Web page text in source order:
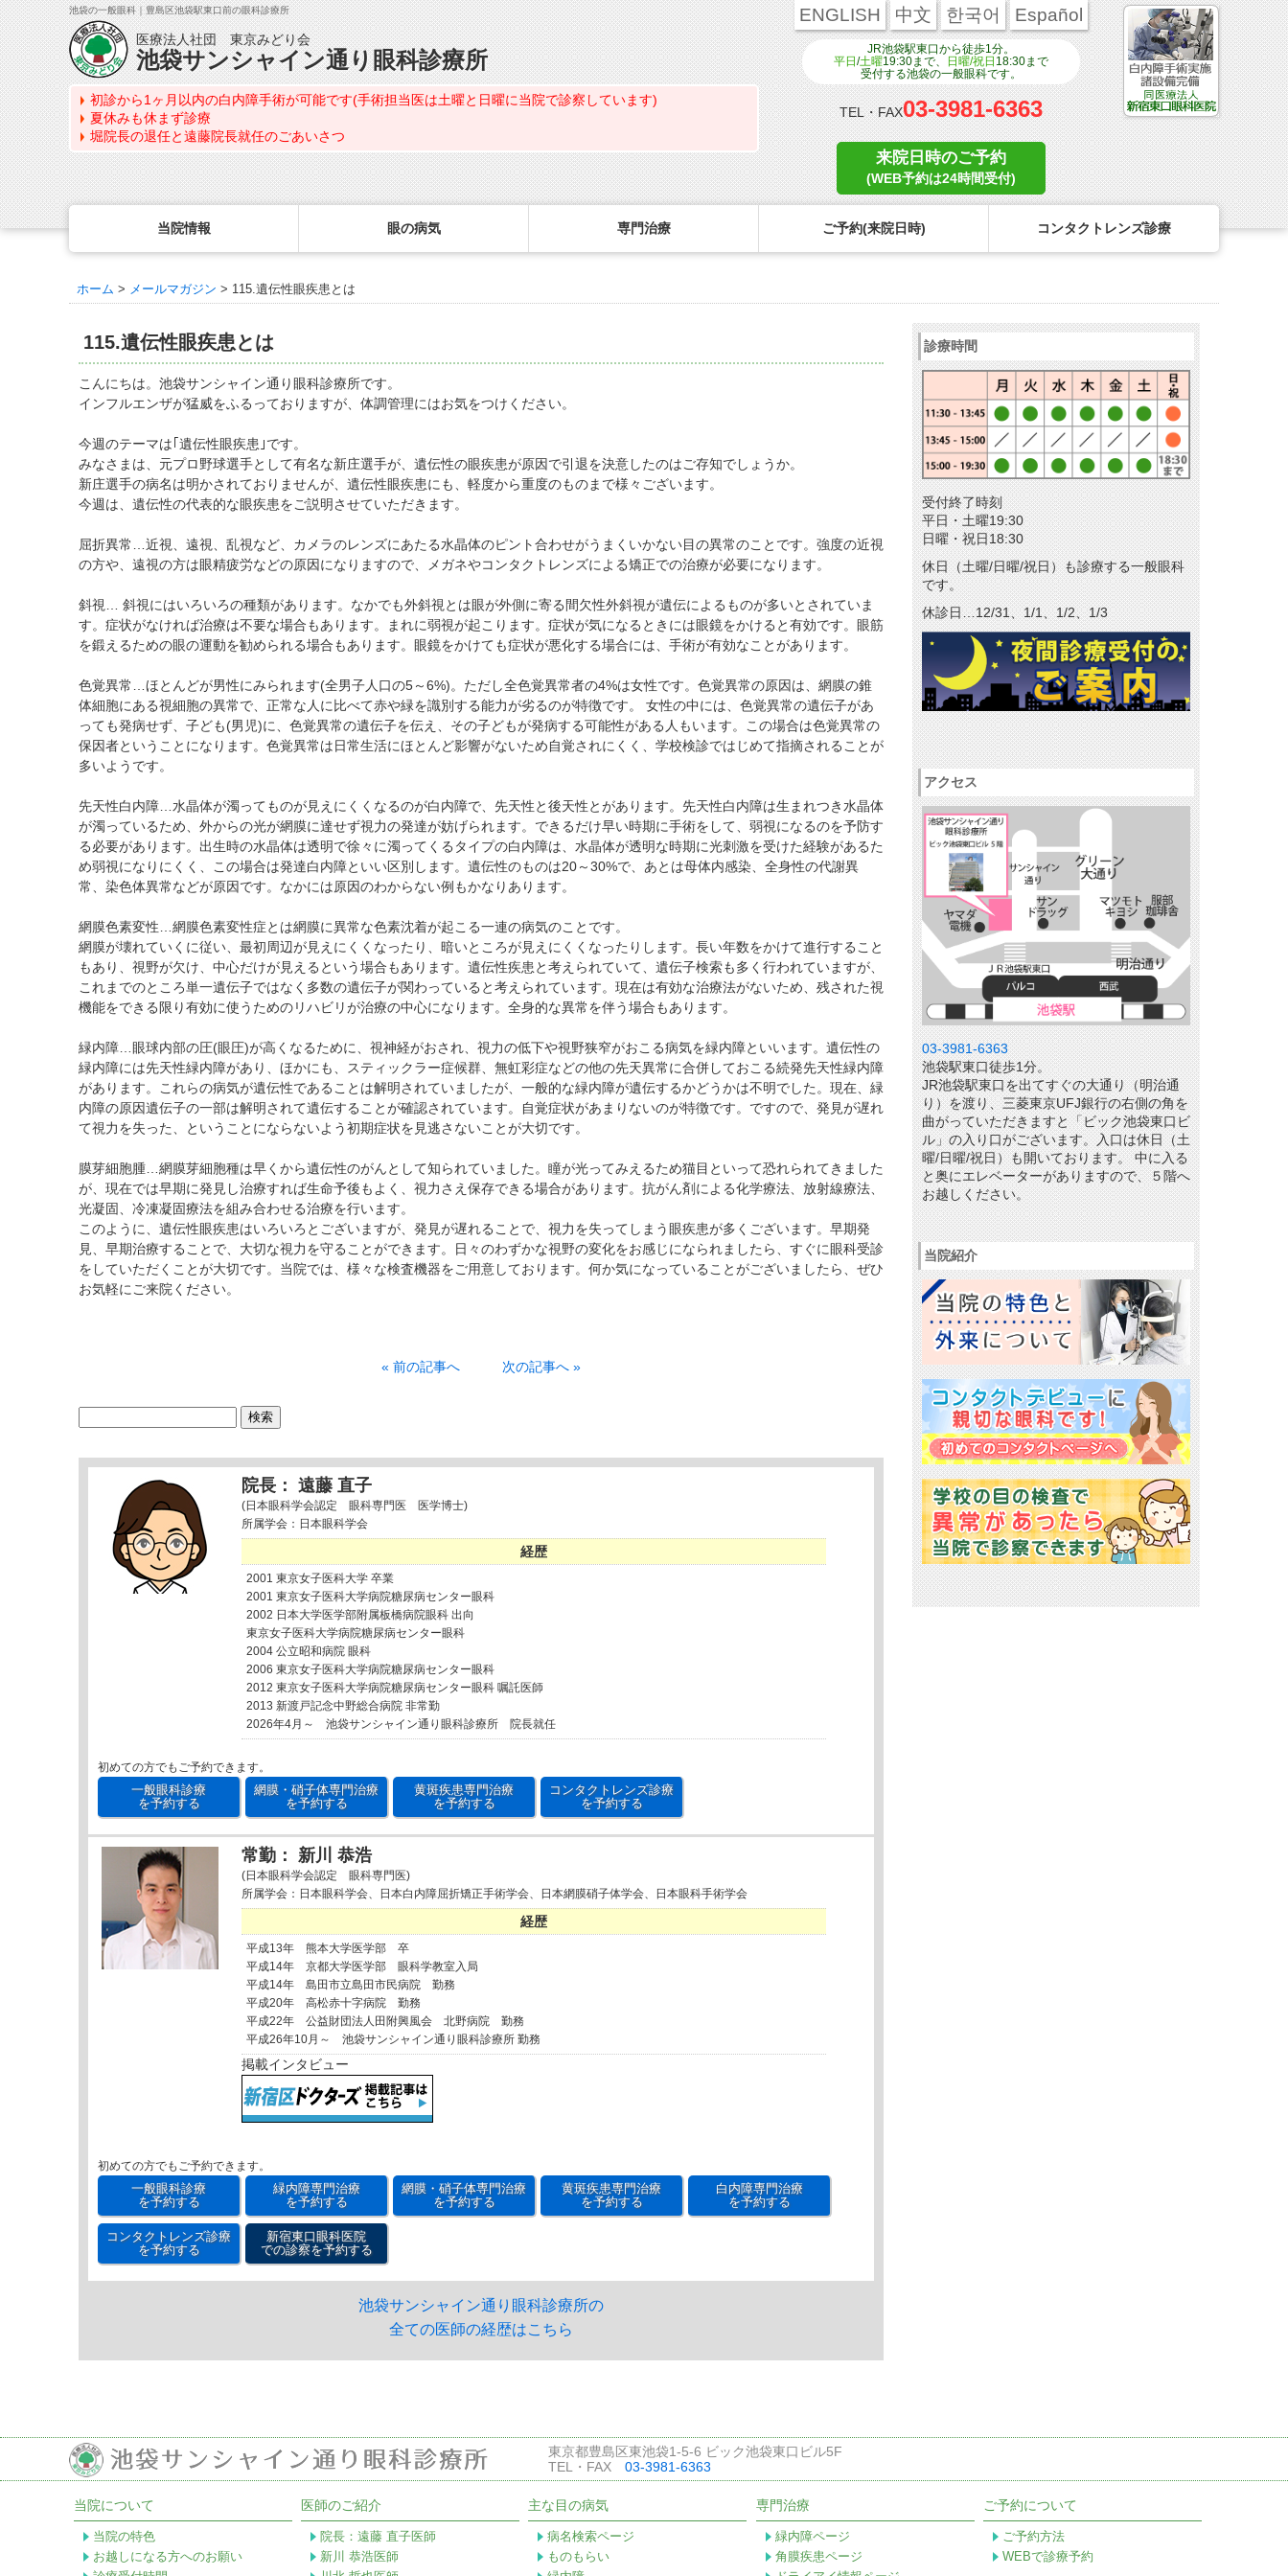
池袋の一般眼科｜豊島区池袋駅東口前の眼科診療所
医療法人社団 東京みどり会
池袋サンシャイン通り眼科診療所
初診から1ヶ月以内の白内障手術が可能です(手術担当医は土曜と日曜に当院で診察しています)
夏休みも休まず診療
堀院長の退任と遠藤院長就任のごあいさつ
ENGLISH 中文 한국어 Español
JR池袋駅東口から徒歩1分。
平日 /土曜19:30まで、 日曜/祝日 18:30まで
受付する池袋の一般眼科です。
TEL・FAX03-3981-6363
来院日時のご予約
(WEB予約は24時間受付)
当院情報
最新情報
医師のご紹介
当院勤務医師のご紹介
院内の様子・設備
院内の様子
検査費用の目安
問診表ダウンロード
診察の流れ
よくある質問
診療報酬に関する院内掲示
メールマガジン
リクルート
パンフレットのダウンロード
眼の病気
眼の病気を調べる
症状から探す
目の構造から探す
ドライアイ
花粉症
コンタクトレンズ診療
点眼液・眼軟膏について
専門治療
眼科専門治療・特設ページ
角膜疾患専門治療ページ
ドライアイ専門治療ページ
網膜・硝子体専門治療ページ
黄斑疾患専門治療ページ
ぶどう膜炎専門治療ページ
コンタクトレンズ診療
ボツリヌス療法
ご予約(来院日時)
WEB予約(来院日時の設定)
コンタクトレンズ診療を予約
緑内障専門治療を予約
角膜専門治療を予約
ドライアイ専門治療を予約
網膜・硝子体専門治療を予約
白内障専門治療を予約
黄斑専門治療を予約
コンタクトレンズ診療
コンタクトレンズ診療
処方箋を推奨する理由
定期検査について
コンタクトレンズの種類
遠近両用コンタクト
乱視用コンタクト
サークルレンズ
コンタクトレンズのトラブル
コンタクトレンズの眼疾患
ホーム > メールマガジン > 115.遺伝性眼疾患とは
115.遺伝性眼疾患とは
こんにちは。池袋サンシャイン通り眼科診療所です。
インフルエンザが猛威をふるっておりますが、体調管理にはお気をつけください。
今週のテーマは｢遺伝性眼疾患｣です。
みなさまは、元プロ野球選手として有名な新庄選手が、遺伝性の眼疾患が原因で引退を決意したのはご存知でしょうか。
新庄選手の病名は明かされておりませんが、遺伝性眼疾患にも、軽度から重度のものまで様々ございます。
今週は、遺伝性の代表的な眼疾患をご説明させていただきます。
屈折異常…近視、遠視、乱視など、カメラのレンズにあたる水晶体のピント合わせがうまくいかない目の異常のことです。強度の近視
の方や、遠視の方は眼精疲労などの原因になりますので、メガネやコンタクトレンズによる矯正での治療が必要になります。
斜視… 斜視にはいろいろの種類があります。なかでも外斜視とは眼が外側に寄る間欠性外斜視が遺伝によるものが多いとされていま
す。症状がなければ治療は不要な場合もあります。まれに弱視が起こります。症状が気になるときには眼鏡をかけると有効です。眼筋
を鍛えるための眼の運動を勧められる場合もあります。眼鏡をかけても症状が悪化する場合には、手術が有効なことがあります。
色覚異常…ほとんどが男性にみられます(全男子人口の5～6%)。ただし全色覚異常者の4%は女性です。色覚異常の原因は、網膜の錐
体細胞にある視細胞の異常で、正常な人に比べて赤や緑を識別する能力が劣るのが特徴です。 女性の中には、色覚異常の遺伝子があ
っても発病せず、子ども(男児)に、色覚異常の遺伝子を伝え、その子どもが発病する可能性がある人もいます。この場合は色覚異常の
保因者ということになります。色覚異常は日常生活にほとんど影響がないため自覚されにくく、学校検診ではじめて指摘されることが
多いようです。
先天性白内障…水晶体が濁ってものが見えにくくなるのが白内障で、先天性と後天性とがあります。先天性白内障は生まれつき水晶体
が濁っているため、外からの光が網膜に達せず視力の発達が妨げられます。できるだけ早い時期に手術をして、弱視になるのを予防す
る必要があります。出生時の水晶体は透明で徐々に濁ってくるタイプの白内障は、水晶体が透明な時期に光刺激を受けた経験があるた
め弱視になりにくく、この場合は発達白内障といい区別します。遺伝性のものは20～30%で、あとは母体内感染、全身性の代謝異
常、染色体異常などが原因です。なかには原因のわからない例もかなりあります。
網膜色素変性…網膜色素変性症とは網膜に異常な色素沈着が起こる一連の病気のことです。
網膜が壊れていくに従い、最初周辺が見えにくくなったり、暗いところが見えにくくなったりします。長い年数をかけて進行すること
もあり、視野が欠け、中心だけが見えるという場合もあります。遺伝性疾患と考えられていて、遺伝子検索も多く行われていますが、
これまでのところ単一遺伝子ではなく多数の遺伝子が関わっていると考えられています。現在は有効な治療法がないため、残された視
機能をできる限り有効に使うためのリハビリが治療の中心になります。全身的な異常を伴う場合もあります。
緑内障…眼球内部の圧(眼圧)が高くなるために、視神経がおされ、視力の低下や視野狭窄がおこる病気を緑内障といいます。遺伝性の
緑内障には先天性緑内障があり、ほかにも、スティックラー症候群、無虹彩症などの他の先天異常に合併しておこる続発先天性緑内障
があります。これらの病気が遺伝性であることは解明されていましたが、一般的な緑内障が遺伝するかどうかは不明でした。現在、緑
内障の原因遺伝子の一部は解明されて遺伝することが確認されています。自覚症状があまりないのが特徴です。ですので、発見が遅れ
て視力を失った、ということにならないよう初期症状を見逃さないことが大切です。
膜芽細胞腫…網膜芽細胞種は早くから遺伝性のがんとして知られていました。瞳が光ってみえるため猫目といって恐れられてきました
が、現在では早期に発見し治療すれば生命予後もよく、視力さえ保存できる場合があります。抗がん剤による化学療法、放射線療法、
光凝固、冷凍凝固療法を組み合わせる治療を行います。
このように、遺伝性眼疾患はいろいろとございますが、発見が遅れることで、視力を失ってしまう眼疾患が多くございます。早期発
見、早期治療することで、大切な視力を守ることができます。日々のわずかな視野の変化をお感じになられましたら、すぐに眼科受診
をしていただくことが大切です。当院では、様々な検査機器をご用意しております。何か気になっていることがございましたら、ぜひ
お気軽にご来院ください。
« 前の記事へ 次の記事へ »
院長： 遠藤 直子
(日本眼科学会認定 眼科専門医 医学博士)
所属学会：日本眼科学会
経歴
2001 東京女子医科大学 卒業
2001 東京女子医科大学病院糖尿病センター眼科
2002 日本大学医学部附属板橋病院眼科 出向
東京女子医科大学病院糖尿病センター眼科
2004 公立昭和病院 眼科
2006 東京女子医科大学病院糖尿病センター眼科
2012 東京女子医科大学病院糖尿病センター眼科 嘱託医師
2013 新渡戸記念中野総合病院 非常勤
2026年4月～ 池袋サンシャイン通り眼科診療所 院長就任
初めての方でもご予約できます。
一般眼科診療
を予約する
網膜・硝子体専門治療
を予約する
黄斑疾患専門治療
を予約する
コンタクトレンズ診療
を予約する
常勤： 新川 恭浩
(日本眼科学会認定 眼科専門医)
所属学会：日本眼科学会、日本白内障屈折矯正手術学会、日本網膜硝子体学会、日本眼科手術学会
経歴
平成13年 熊本大学医学部 卒
平成14年 京都大学医学部 眼科学教室入局
平成14年 島田市立島田市民病院 勤務
平成20年 高松赤十字病院 勤務
平成22年 公益財団法人田附興風会 北野病院 勤務
平成26年10月～ 池袋サンシャイン通り眼科診療所 勤務
掲載インタビュー
初めての方でもご予約できます。
一般眼科診療
を予約する
緑内障専門治療
を予約する
網膜・硝子体専門治療
を予約する
黄斑疾患専門治療
を予約する
白内障専門治療
を予約する
コンタクトレンズ診療
を予約する
新宿東口眼科医院
での診察を予約する
池袋サンシャイン通り眼科診療所の
全ての医師の経歴はこちら
診療時間
受付終了時刻
平日・土曜19:30
日曜・祝日18:30
休日（土曜/日曜/祝日）も診療する一般眼科
です。
休診日…12/31、1/1、1/2、1/3
アクセス
03-3981-6363
池袋駅東口徒歩1分。
JR池袋駅東口を出てすぐの大通り（明治通
り）を渡り、三菱東京UFJ銀行の右側の角を
曲がっていただきますと「ビック池袋東口ビ
ル」の入り口がございます。入口は休日（土
曜/日曜/祝日）も開いております。 中に入る
と奥にエレベーターがありますので、５階へ
お越しください。
当院紹介
東京都豊島区東池袋1-5-6 ビック池袋東口ビル5F
TEL・FAX 03-3981-6363
当院について
当院の特色
お越しになる方へのお願い
医師のご紹介
院長：遠藤 直子医師
新川 恭浩医師
主な目の病気
病名検索ページ
ものもらい
専門治療
緑内障ページ
角膜疾患ページ
ご予約について
ご予約方法
WEBで診療予約